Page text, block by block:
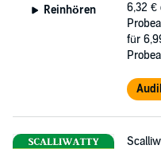
Reinhören 6,32 €
für